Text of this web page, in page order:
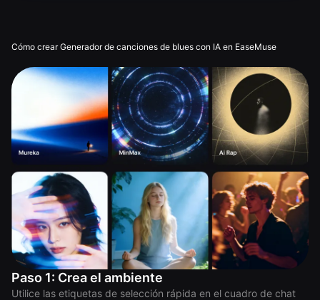
Cómo crear Generador de canciones de blues con IA en EaseMuse
Paso 1: Crea el ambiente
Utilice las etiquetas de selección rápida en el cuadro de chat